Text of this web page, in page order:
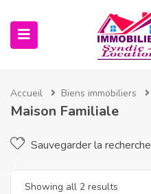
Accueil Biens immobiliers
Maison Familiale
Sauvegarder la recherche
Showing all 2 results